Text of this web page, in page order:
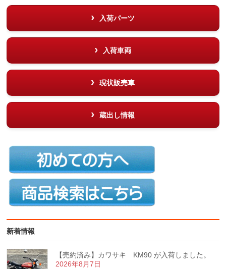
入荷パーツ
入荷車両
現状販売車
蔵出し情報
新着情報
【売約済み】カワサキ KM90 が入荷しました。
2026年8月7日